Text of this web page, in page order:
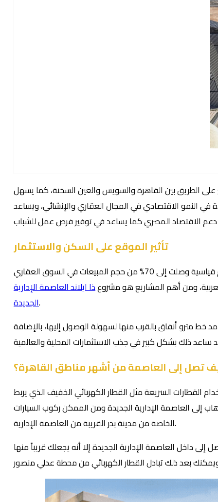
الطريق بين القاهرة والسويس والعين السخنة، كما يسهل
في النمو الاقتصادي في المجال العقاري والإنشائي، ويساعد
تأثير الموقع على السكن والاستثمار
ساعد موقع العاصمة الإدارية الجديدة بشكل كبير في تشجيع الاستثمار، فقد ازداد حجم الاستثمار في العاصمة الإدارية الجديدة بأرقام قياسية وصلت إلى 70% من حجم المبيعات في السوق العقاري
ذا ايلاند العاصمة الإدارية
الجديدة.
خط مترو أنفاق بالقرب منها لسهولة الوصول إليها، بالإضافة
تصل إلى العاصمة من أشهر مناطق القاهرة؟
القطارات السريعة مثل القطار الكهربائي الخفيف الذي يربط
إلى العاصمة الإدارية الجديدة ومن الممكن ركوب السيارات
الخاصة من مدينة بدر القريبة من العاصمة الإدارية.
داخل العاصمة الإدارية الجديدة إلا أنه يجعلك قريباً منها